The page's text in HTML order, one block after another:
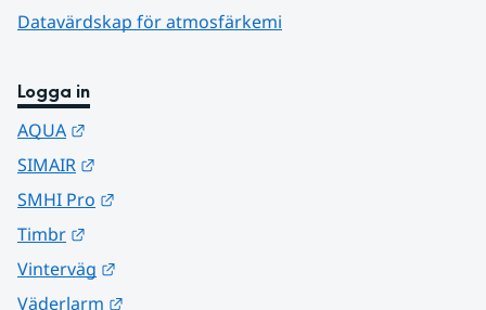
Datavärdskap för atmosfärkemi
Logga in
AQUA
SIMAIR
SMHI Pro
Timbr
Vinterväg
Väderlarm